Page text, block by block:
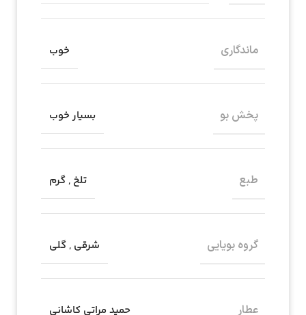
ماندگاری خوب
پخش بو بسیار خوب
طبع تلخ ,گرم
گروه بویایی شرقی ,گلی
عطار حمید مراتی کاشانی